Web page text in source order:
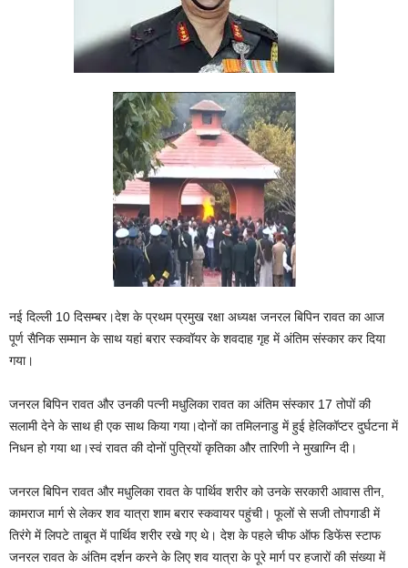
नई दिल्ली 10 दिसम्बर।देश के प्रथम प्रमुख रक्षा अध्‍यक्ष जनरल बिपिन रावत का आज
पूर्ण सैनिक सम्‍मान के साथ यहां बरार स्‍कवॉयर के शवदाह गृह में अंतिम संस्‍कार कर दिया
गया।
जनरल बिपिन रावत और उनकी पत्‍नी मधुलिका रावत का अंतिम संस्‍कार 17 तोपों की
सलामी देने के साथ ही एक साथ किया गया।दोनों का तमिलनाडु में हुई हेलिकॉप्‍टर दुर्घटना में
निधन हो गया था।स्वं रावत की दोनों पुत्रियों कृतिका और तारिणी ने मुखाग्नि दी।
जनरल बिपिन रावत और मधुलिका रावत के पार्थिव शरीर को उनके सरकारी आवास तीन,
कामराज मार्ग से लेकर शव यात्रा शाम बरार स्‍कवायर पहुंची। फूलों से सजी तोपगाडी में
तिरंगे में लिपटे ताबूत में पार्थिव शरीर रखे गए थे। देश के पहले चीफ ऑफ डिफेंस स्‍टाफ
जनरल रावत के अंतिम दर्शन करने के लिए शव यात्रा के पूरे मार्ग पर हजारों की संख्‍या में